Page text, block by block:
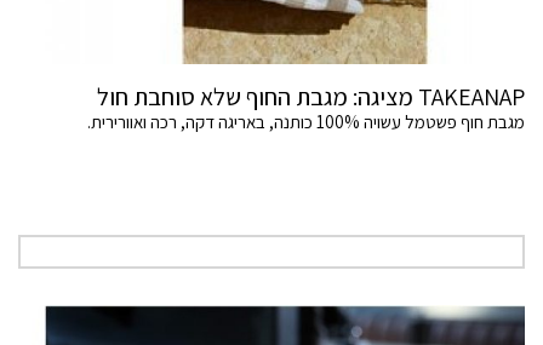
TAKEANAP מציגה: מגבת החוף שלא סוחבת חול
מגבת חוף פשטמל עשויה 100% כותנה, באריגה דקה, רכה ואוורירית.